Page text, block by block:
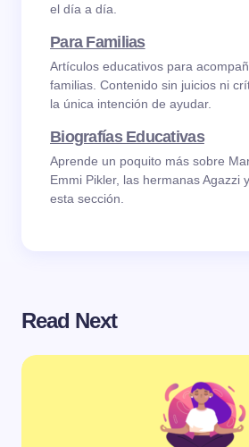
el día a día.
Para Familias
Artículos educativos para
familias. Contenido sin juicios ni
la única intención de ayudar.
Biografías Educativas
Aprende un poquito más sobre
Emmi Pikler, las hermanas Agazzi
esta sección.
Read Next